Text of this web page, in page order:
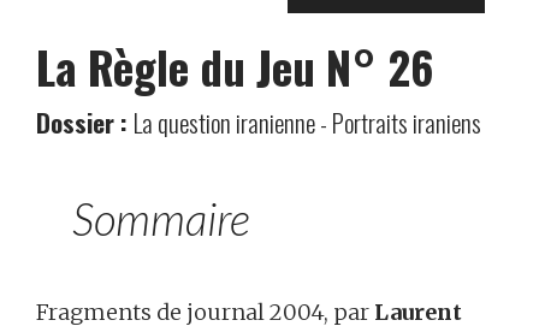
La Règle du Jeu N° 26
Dossier : La question iranienne - Portraits iraniens
Sommaire
Fragments de journal 2004, par Laurent